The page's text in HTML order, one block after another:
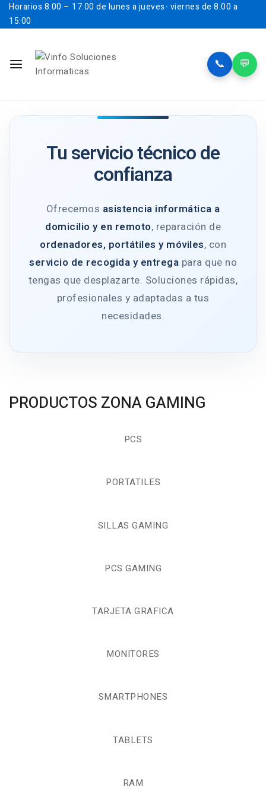
Horarios 8:00 – 17:00 de lunes a jueves- viernes de 8:00 a
15:00
📞 💬
Tu servicio técnico de
confianza
Ofrecemos asistencia informática a
domicilio y en remoto, reparación de
ordenadores, portátiles y móviles, con
servicio de recogida y entrega para que no
tengas que desplazarte. Soluciones rápidas,
profesionales y adaptadas a tus
necesidades.
PRODUCTOS ZONA GAMING
PCS
PORTATILES
SILLAS GAMING
PCS GAMING
TARJETA GRAFICA
MONITORES
SMARTPHONES
TABLETS
RAM